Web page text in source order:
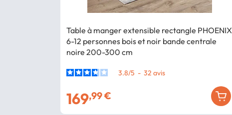
Table à manger extensible rectangle PHOENIX
6-12 personnes bois et noir bande centrale
noire 200-300 cm
3.8/5 - 32 avis
169,99 €